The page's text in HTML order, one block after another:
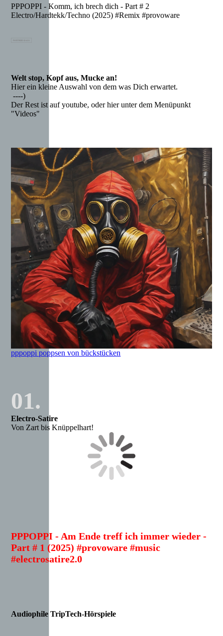
PPPOPPI - Komm, ich brech dich - Part # 2
Electro/Hardtekk/Techno (2025) #Remix #provoware
Welt stop, Kopf aus, Mucke an!
Hier ein kleine Auswahl von dem was Dich erwartet.
----)
Der Rest ist auf youtube, oder hier unter dem Menüpunkt
"Videos"
pppoppi poppsen von bückstücken
01.
Electro-Satire
Von Zart bis Knüppelhart!
PPPOPPI - Am Ende treff ich immer wieder -
Part # 1 (2025) #provoware #music
#electrosatire2.0
Audiophile TripTech-Hörspiele